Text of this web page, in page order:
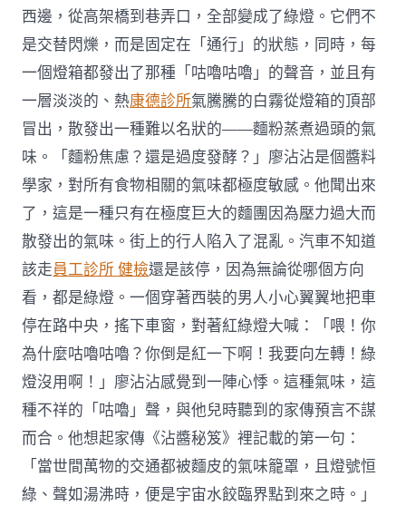
西邊，從高架橋到巷弄口，全部變成了綠燈。它們不
是交替閃爍，而是固定在「通行」的狀態，同時，每
一個燈箱都發出了那種「咕嚕咕嚕」的聲音，並且有
一層淡淡的、熱康德診所氣騰騰的白霧從燈箱的頂部
冒出，散發出一種難以名狀的——麵粉蒸煮過頭的氣
味。「麵粉焦慮？還是過度發酵？」廖沾沾是個醬料
學家，對所有食物相關的氣味都極度敏感。他聞出來
了，這是一種只有在極度巨大的麵團因為壓力過大而
散發出的氣味。街上的行人陷入了混亂。汽車不知道
該走員工診所 健檢還是該停，因為無論從哪個方向
看，都是綠燈。一個穿著西裝的男人小心翼翼地把車
停在路中央，搖下車窗，對著紅綠燈大喊：「喂！你
為什麼咕嚕咕嚕？你倒是紅一下啊！我要向左轉！綠
燈沒用啊！」廖沾沾感覺到一陣心悸。這種氣味，這
種不祥的「咕嚕」聲，與他兒時聽到的家傳預言不謀
而合。他想起家傳《沾醬秘笈》裡記載的第一句：
「當世間萬物的交通都被麵皮的氣味籠罩，且燈號恒
綠、聲如湯沸時，便是宇宙水餃臨界點到來之時。」